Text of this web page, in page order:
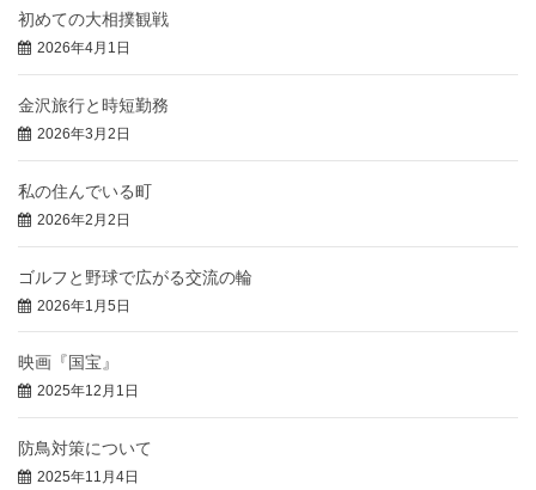
初めての大相撲観戦
2026年4月1日
金沢旅行と時短勤務
2026年3月2日
私の住んでいる町
2026年2月2日
ゴルフと野球で広がる交流の輪
2026年1月5日
映画『国宝』
2025年12月1日
防鳥対策について
2025年11月4日